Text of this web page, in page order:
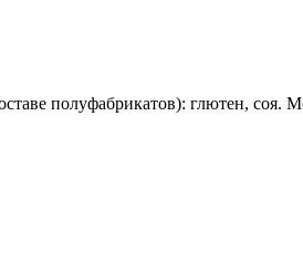
полуфабрикатов): глютен, соя.